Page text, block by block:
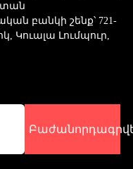
բանկի շենք՝ 721-
Կուալա Լումպուր,